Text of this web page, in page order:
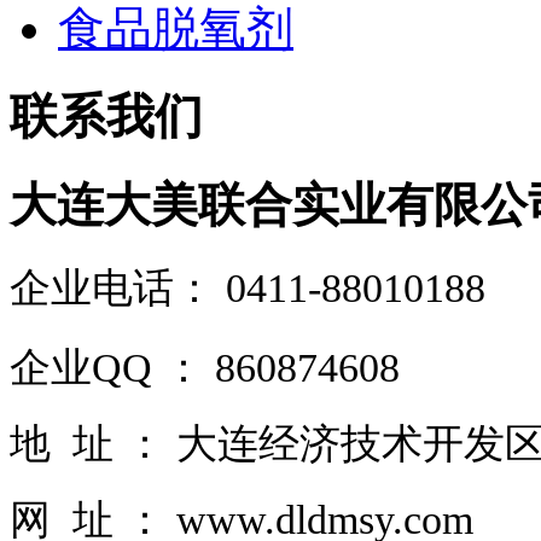
食品脱氧剂
联系我们
大连大美联合实业有限公
企业电话 ：
0411-88010188
企业QQ ： 860874608
地 址 ： 大连经济技术开发
网 址 ： www.dldmsy.com